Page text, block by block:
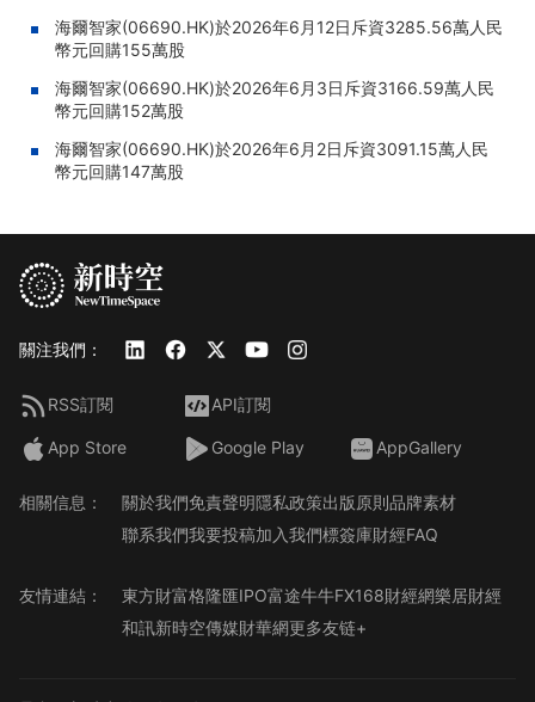
海爾智家(06690.HK)於2026年6月12日斥資3285.56萬人民
幣元回購155萬股
海爾智家(06690.HK)於2026年6月3日斥資3166.59萬人民
幣元回購152萬股
海爾智家(06690.HK)於2026年6月2日斥資3091.15萬人民
幣元回購147萬股
關注我們：
RSS訂閱 API訂閱
App Store Google Play AppGallery
相關信息： 關於我們免責聲明隱私政策出版原則品牌素材
聯系我們我要投稿加入我們標簽庫財經FAQ
友情連結： 東方財富格隆匯IPO富途牛牛FX168財經網樂居財經
和訊新時空傳媒財華網更多友链+